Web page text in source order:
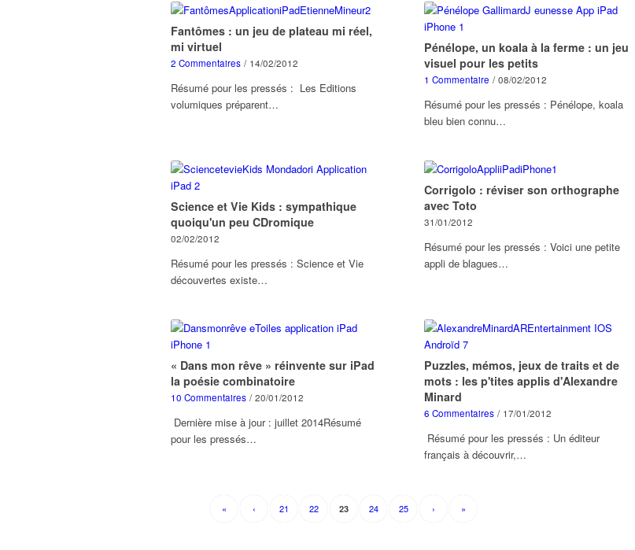
Fantômes : un jeu de plateau mi réel,
mi virtuel
2 Commentaires / 14/02/2012
Résumé pour les pressés : Les Editions
volumiques préparent…
Pénélope, un koala à la ferme : un jeu
visuel pour les petits
1 Commentaire / 08/02/2012
Résumé pour les pressés : Pénélope, koala
bleu bien connu…
Science et Vie Kids : sympathique
quoiqu'un peu CDromique
02/02/2012
Résumé pour les pressés : Science et Vie
découvertes existe…
Corrigolo : réviser son orthographe
avec Toto
31/01/2012
Résumé pour les pressés : Voici une petite
appli de blagues…
« Dans mon rêve » réinvente sur iPad
la poésie combinatoire
10 Commentaires / 20/01/2012
Dernière mise à jour : juillet 2014Résumé
pour les pressés…
Puzzles, mémos, jeux de traits et de
mots : les p'tites applis d'Alexandre
Minard
6 Commentaires / 17/01/2012
Résumé pour les pressés : Un éditeur
français à découvrir,…
« ‹ 21 22 23 24 25 › »